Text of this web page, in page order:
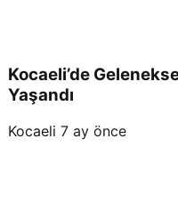
Kocaeli’de
Yaşandı
Kocaeli 7 ay önce